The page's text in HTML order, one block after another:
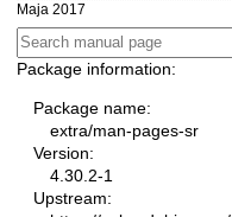
Маја 2017
Package information:
Package name:
extra/man-pages-sr
Version:
4.30.2-1
Upstream: